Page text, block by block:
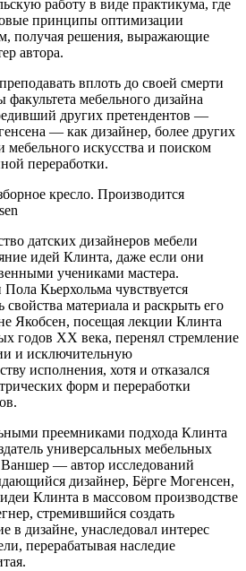
работу в виде практикума, где
принципы оптимизации
получая решения, выражающие
автора.
вплоть до своей смерти
факультета мебельного дизайна
других претендентов —
— как дизайнер, более других
искусства и поиском
переработки.
кресло. Производится
датских дизайнеров мебели
идей Клинта, даже если они
учениками мастера.
Кьерхольма чувствуется
свойства материала и раскрыть его
Якобсен, посещая лекции Клинта
годов ХХ века, перенял стремление
и исключительную
исполнения, хотя и отказался
форм и переработки
преемниками подхода Клинта
универсальных мебельных
— автор исследований
дизайнер, Бёрге Могенсен,
Клинта в массовом производстве
стремившийся создать
в дизайне, унаследовал интерес
перерабатывая наследие